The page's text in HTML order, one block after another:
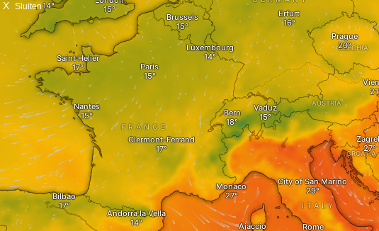
X Sluiten